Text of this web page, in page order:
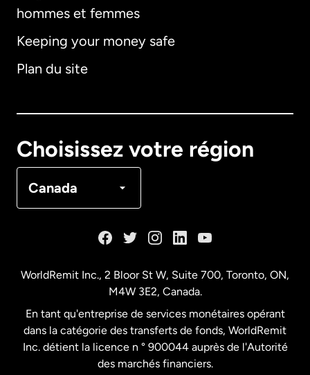
hommes et femmes
Keeping your money safe
Plan du site
Choisissez votre région
Canada
Allemagne
Français
États-Unis Español
WorldRemit Inc., 2 Bloor St W, Suite 700, Toronto, ON,
M4W 3E2, Canada.
En tant qu'entreprise de services monétaires opérant
dans la catégorie des transferts de fonds, WorldRemit
Inc. détient la licence n ° 900044 auprès de l'Autorité
des marchés financiers.